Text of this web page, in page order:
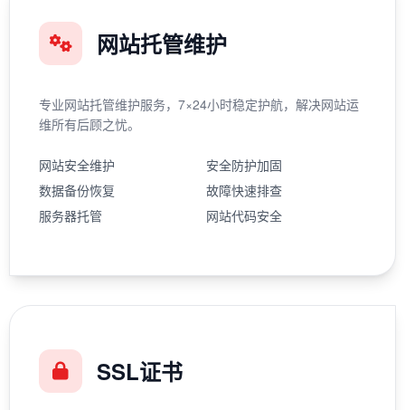
网站托管维护
专业网站托管维护服务，7×24小时稳定护航，解决网站运
维所有后顾之忧。
网站安全维护
安全防护加固
数据备份恢复
故障快速排查
服务器托管
网站代码安全
SSL证书